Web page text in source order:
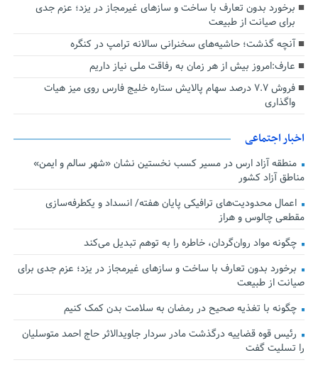
برخورد بدون تعارف با ساخت‌ و سازهای غیرمجاز در یزد؛ عزم جدی
برای صیانت از طبیعت
آنچه گذشت؛ حاشیه‌های سخنرانی سالانه ترامپ در کنگره
عارف:امروز بیش از هر زمان به رفاقت ملی نیاز داریم
فروش ۷.۷ درصد سهام پالایش ستاره خلیج فارس روی میز هیات
واگذاری
اخبار اجتماعی
منطقه آزاد ارس در مسیر کسب نخستین نشان «شهر سالم و ایمن»
مناطق آزاد کشور
اعمال محدودیت‌های ترافیکی پایان هفته/ انسداد و یکطرفه‌سازی
مقطعی چالوس و هراز
چگونه مواد روان‌گردان، خاطره را به توهم تبدیل می‌کند
برخورد بدون تعارف با ساخت‌ و سازهای غیرمجاز در یزد؛ عزم جدی برای
صیانت از طبیعت
چگونه با تغذیه صحیح در رمضان به سلامت بدن کمک کنیم
رئیس قوه قضاییه درگذشت مادر سردار جاویدالاثر حاج احمد متوسلیان
را تسلیت گفت